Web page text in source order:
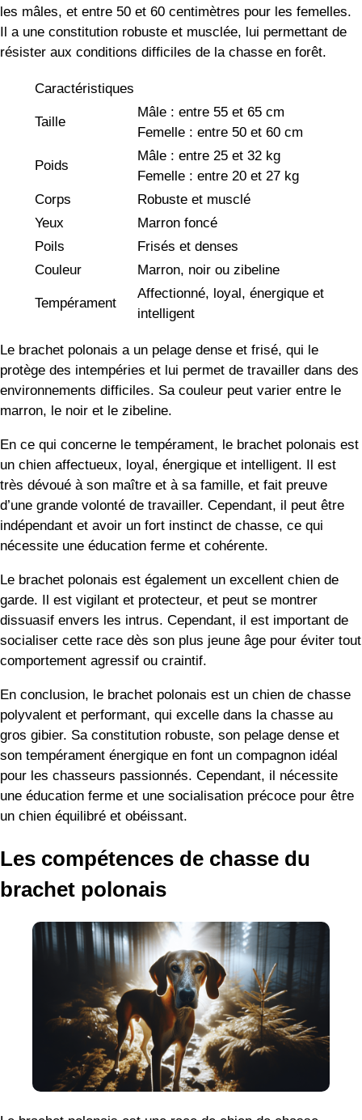
les mâles, et entre 50 et 60 centimètres pour les femelles.
Il a une constitution robuste et musclée, lui permettant de
résister aux conditions difficiles de la chasse en forêt.
Caractéristiques
Taille
Mâle : entre 55 et 65 cm
Femelle : entre 50 et 60 cm
Poids
Mâle : entre 25 et 32 kg
Femelle : entre 20 et 27 kg
Corps
Robuste et musclé
Yeux
Marron foncé
Poils
Frisés et denses
Couleur
Marron, noir ou zibeline
Tempérament
Affectionné, loyal, énergique et
intelligent
Le brachet polonais a un pelage dense et frisé, qui le
protège des intempéries et lui permet de travailler dans des
environnements difficiles. Sa couleur peut varier entre le
marron, le noir et le zibeline.
En ce qui concerne le tempérament, le brachet polonais est
un chien affectueux, loyal, énergique et intelligent. Il est
très dévoué à son maître et à sa famille, et fait preuve
d’une grande volonté de travailler. Cependant, il peut être
indépendant et avoir un fort instinct de chasse, ce qui
nécessite une éducation ferme et cohérente.
Le brachet polonais est également un excellent chien de
garde. Il est vigilant et protecteur, et peut se montrer
dissuasif envers les intrus. Cependant, il est important de
socialiser cette race dès son plus jeune âge pour éviter tout
comportement agressif ou craintif.
En conclusion, le brachet polonais est un chien de chasse
polyvalent et performant, qui excelle dans la chasse au
gros gibier. Sa constitution robuste, son pelage dense et
son tempérament énergique en font un compagnon idéal
pour les chasseurs passionnés. Cependant, il nécessite
une éducation ferme et une socialisation précoce pour être
un chien équilibré et obéissant.
Les compétences de chasse du
brachet polonais